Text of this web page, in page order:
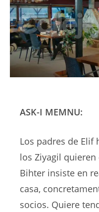
ASK-I MEMNU:
Los padres de Elif
los Ziyagil
Bihter insiste en
casa,
socios. Quiere